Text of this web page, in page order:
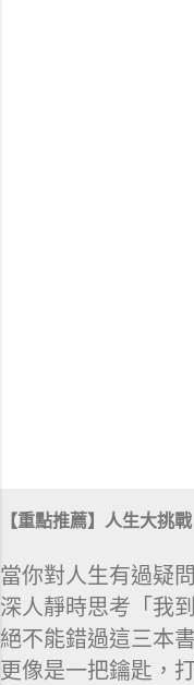
【重點推薦】人生大挑戰
當你對人生有過疑
深人靜時思考「我
絕不能錯過這三本
更像是一把鑰匙，